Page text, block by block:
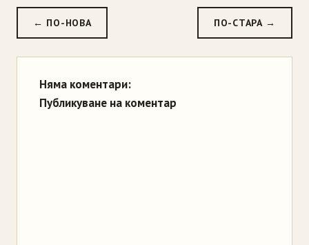
← ПО-НОВА ПО-СТАРА →
Няма коментари:
Публикуване на коментар